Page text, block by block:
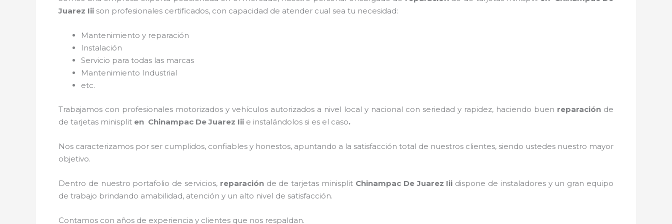
Juarez Iii son profesionales certificados, con capacidad de atender cual sea tu necesidad:
Mantenimiento y reparación
Instalación
Servicio para todas las marcas
Mantenimiento Industrial
etc.
Trabajamos con profesionales motorizados y vehículos autorizados a nivel local y nacional con seriedad y rapidez, haciendo buen reparación de
de tarjetas minisplit en Chinampac De Juarez Iii e instalándolos si es el caso.
Nos caracterizamos por ser cumplidos, confiables y honestos, apuntando a la satisfacción total de nuestros clientes, siendo ustedes nuestro mayor
objetivo.
Dentro de nuestro portafolio de servicios, reparaciónde de tarjetas minisplit Chinampac De Juarez Iii dispone de instaladores y un gran equipo
de trabajo brindando amabilidad, atención y un alto nivel de satisfacción.
Contamos con años de experiencia y clientes que nos respaldan.